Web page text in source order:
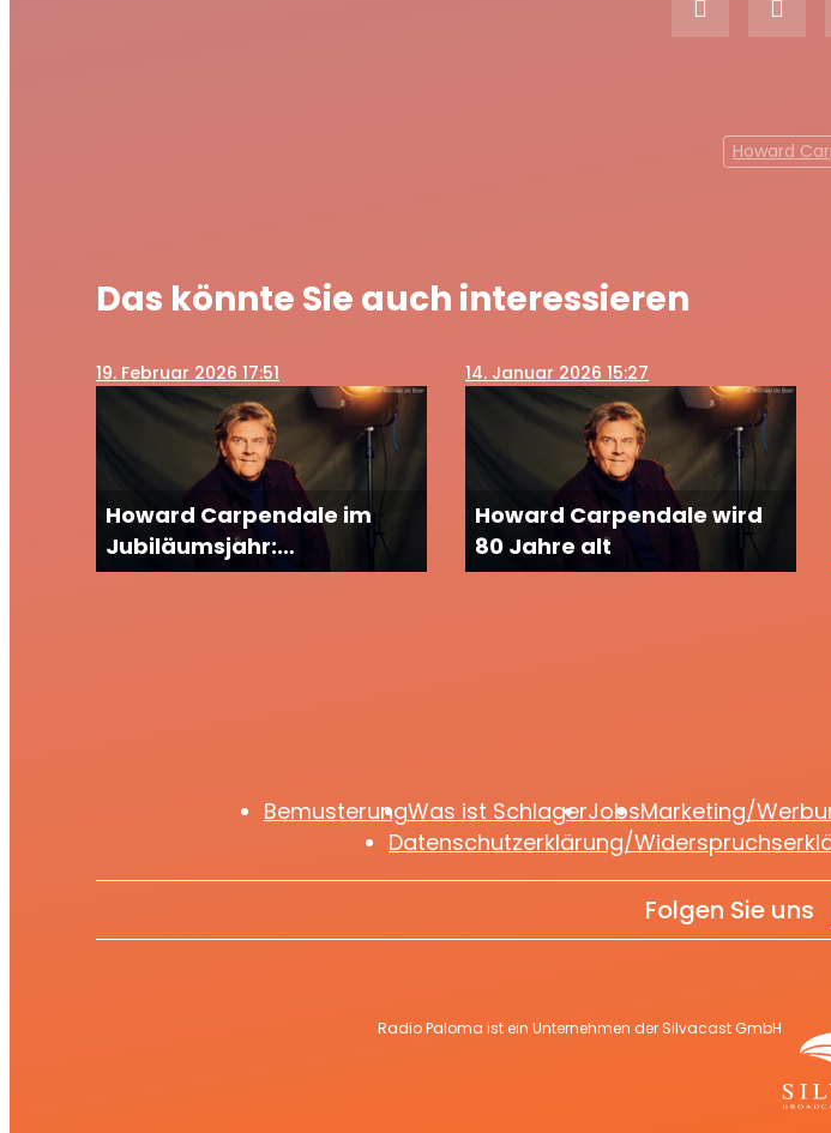
Howard
Das könnte Sie auch interessieren
19. Februar 2026 17:51
Howard Carpendale im
Jubiläumsjahr:
Schlagerstar kritisiert
14. Januar 2026 15:27
Howard Carpendale wird
80 Jahre alt
BemusterungWas ist SchlagerJobsMarketing/
Datenschutzerklärung/
Folgen Sie uns
Radio Paloma ist ein Unternehmen der Silvacast GmbH